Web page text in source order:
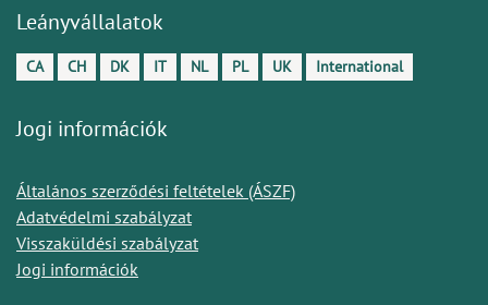
Leányvállalatok
CA CH DK IT NL PL UK International
Jogi információk
Általános szerződési feltételek (ÁSZF)
Adatvédelmi szabályzat
Visszaküldési szabályzat
Jogi információk